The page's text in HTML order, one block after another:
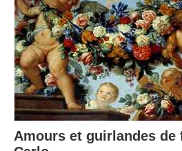
Amours et guirlandes de